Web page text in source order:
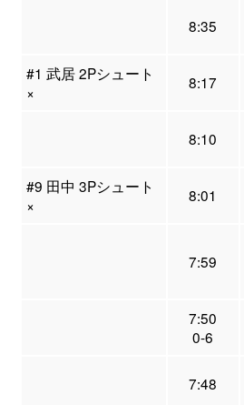
8:35
#1 武居 2Pシュート
×
8:17
8:10
#9 田中 3Pシュート
×
8:01
7:59
7:50
0-6
7:48